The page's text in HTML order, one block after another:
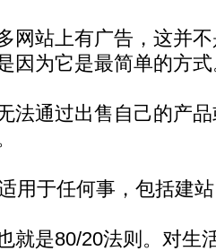
站上有广告，这并不
因为它是最简单的方
通过出售自己的产品
于任何事，包括建站
是80/20法则。对生